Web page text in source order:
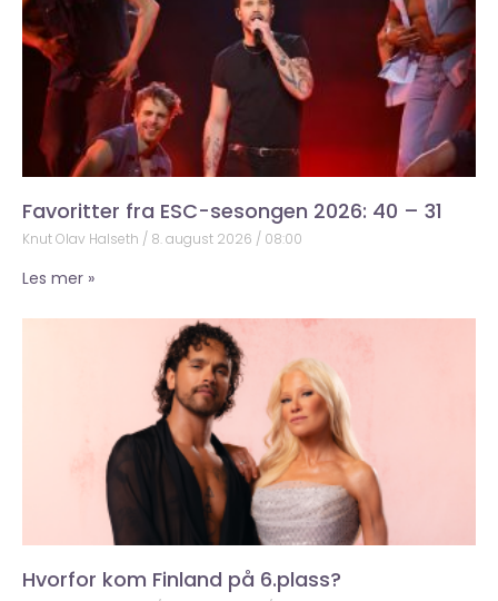
Favoritter fra ESC-sesongen 2026: 40 – 31
Knut Olav Halseth 8. august 2026 08:00
Les mer »
Hvorfor kom Finland på 6.plass?